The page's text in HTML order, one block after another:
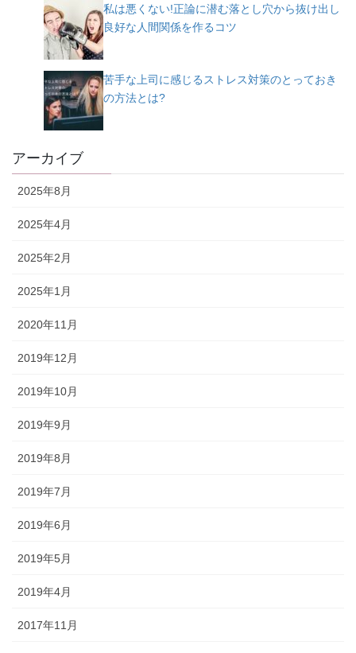
私は悪くない!正論に潜む落とし穴から抜け出し
良好な人間関係を作るコツ
苦手な上司に感じるストレス対策のとっておき
の方法とは?
アーカイブ
2025年8月
2025年4月
2025年2月
2025年1月
2020年11月
2019年12月
2019年10月
2019年9月
2019年8月
2019年7月
2019年6月
2019年5月
2019年4月
2017年11月